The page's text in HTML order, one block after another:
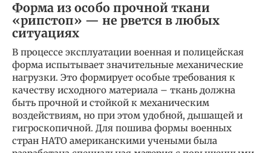
Форма из особо прочной ткани
«рипстоп» — не рвется в любых
ситуациях
В процессе эксплуатации военная и полицейская
форма испытывает значительные механические
нагрузки. Это формирует особые требования к
качеству исходного материала – ткань должна
быть прочной и стойкой к механическим
воздействиям, но при этом удобной, дышащей и
гигроскопичной. Для пошива формы военных
стран НАТО американскими учеными была